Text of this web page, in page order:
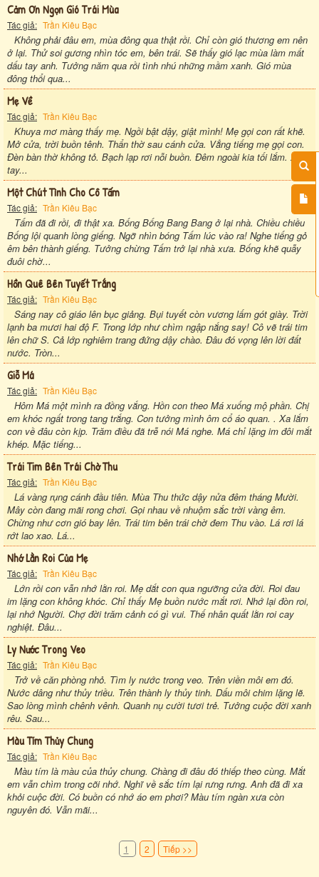
Cảm Ơn Ngọn Gió Trái Mùa
Tác giả: Trần Kiêu Bạc
Không phải đâu em, mùa đông qua thật rồi. Chỉ còn gió thương em nên
ở lại. Thử soi gương nhìn tóc em, bên trái. Sẽ thấy gió lạc mùa làm mất
dấu tay anh. Tưởng năm qua rồi tình nhú những mầm xanh. Gió mùa
đông thổi qua...
Mẹ Về
Tác giả: Trần Kiêu Bạc
Khuya mơ màng thấy mẹ. Ngồi bật dậy, giật mình! Mẹ gọi con rất khẽ.
Mở cửa, trời buồn tênh. Thẩn thờ sau cánh cửa. Vẳng tiếng mẹ gọi con.
Đèn bàn thờ không tỏ. Bạch lạp rơi nỗi buồn. Đêm ngoài kia tối lắm. Xòe
tay...
Một Chút Tình Cho Cô Tấm
Tác giả: Trần Kiêu Bạc
Tấm đã đi rồi, đi thật xa. Bống Bống Bang Bang ở lại nhà. Chiều chiều
Bống lội quanh lòng giếng. Ngỡ nhìn bóng Tấm lúc vào ra! Nghe tiếng gỏ
êm bên thành giếng. Tưởng chừng Tấm trở lại nhà xưa. Bống khẽ quẫy
đuôi chờ...
Hồn Quê Bên Tuyết Trắng
Tác giả: Trần Kiêu Bạc
Sáng nay cô giáo lên bục giảng. Bụi tuyết còn vương lấm gót giày. Trời
lạnh ba mươi hai độ F. Trong lớp như chìm ngập nắng say! Cô vẽ trái tim
lên chữ S. Cả lớp nghiêm trang đứng dậy chào. Ðâu đó vọng lên lời đất
nước. Tròn...
Giỗ Má
Tác giả: Trần Kiêu Bạc
Hôm Má một mình ra đồng vắng. Hồn con theo Má xuống mộ phần. Chị
em khóc ngất trong tang trắng. Con tưởng mình ôm cổ áo quan. . Xa lắm
con về đâu còn kịp. Trăm điều đã trễ nói Má nghe. Má chỉ lặng im đôi mắt
khép. Mặc tiếng...
Trái Tim Bên Trái Chờ Thu
Tác giả: Trần Kiêu Bạc
Lá vàng rụng cánh đầu tiên. Mùa Thu thức dậy nửa đêm tháng Mười.
Mây còn đang mãi rong chơi. Gọi nhau về nhuộm sắc trời vàng êm.
Chừng như cơn gió bay lên. Trái tim bên trái chờ đem Thu vào. Lá rơi lá
rớt lao xao. Lá...
Nhớ Lằn Roi Của Mẹ
Tác giả: Trần Kiêu Bạc
Lớn rồi con vẫn nhớ lằn roi. Mẹ dắt con qua ngưỡng cửa đời. Roi đau
im lặng con không khóc. Chỉ thấy Mẹ buồn nước mắt rơi. Nhớ lại đòn roi,
lại nhớ Người. Chợ đời trăm cảnh có gì vui. Thế nhân quất lằn roi cay
nghiệt. Đâu...
Ly Nước Trong Veo
Tác giả: Trần Kiêu Bạc
Trở về căn phòng nhỏ. Tìm ly nước trong veo. Trên viền môi em đó.
Nước dâng như thủy triều. Trên thành ly thủy tinh. Dấu môi chim lặng lẽ.
Sao lòng mình chênh vênh. Quanh nụ cười tươi trẻ. Tưởng cuộc đời xanh
rêu. Sau...
Màu Tím Thủy Chung
Tác giả: Trần Kiêu Bạc
Màu tím là màu của thủy chung. Chàng đi đâu đó thiếp theo cùng. Mắt
em vẫn chìm trong cõi nhớ. Nghĩ về sắc tím lại rưng rưng. Anh đã đi xa
khỏi cuộc đời. Có buồn có nhớ áo em phơi? Màu tím ngàn xưa còn
nguyên đó. Vẫn mãi...
1 2 Tiếp >>